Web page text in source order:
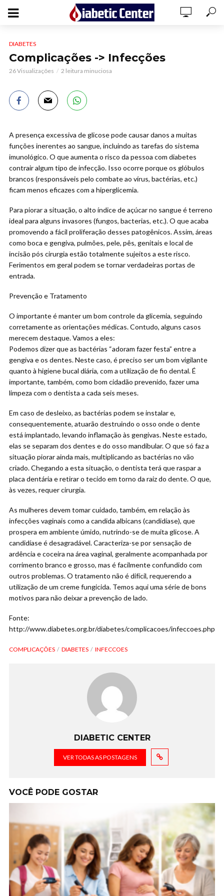
DIABETES
Complicações -> Infecções
26 Visualizações 2 leitura minuciosa
A presença excessiva de glicose pode causar danos a muitas
funções inerentes ao sangue, incluindo as tarefas do sistema
imunológico. O que aumenta o risco da pessoa com diabetes
contrair algum tipo de infecção. Isso ocorre porque os glóbulos
brancos (responsáveis pelo combate ao vírus, bactérias, etc.)
ficam menos eficazes com a hiperglicemia.
Para piorar a situação, o alto índice de açúcar no sangue é terreno
ideal para alguns invasores (fungos, bacterias, etc.). O que acaba
promovendo a fácil proliferação desses patogênicos. Assim, áreas
como boca e gengiva, pulmões, pele, pês, genitais e local de
incisão pós cirurgia estão totalmente sujeitos a este risco.
Ferimentos em geral podem se tornar verdadeiras portas de
entrada.
Prevenção e Tratamento
O importante é manter um bom controle da glicemia, seguindo
corretamente as orientações médicas. Contudo, alguns casos
merecem destaque. Vamos a eles:
Podemos dizer que as bactérias “adoram fazer festa” entre a
gengiva e os dentes. Neste caso, é preciso ser um bom vigilante
quanto à higiene bucal diária, com a utilização de fio dental. É
importante, também, como bom cidadão prevenido, fazer uma
limpeza com o dentista a cada seis meses.
Em caso de desleixo, as bactérias podem se instalar e,
consequentemente, atuarão destruindo o osso onde o dente
está implantado, levando inflamação às gengivas. Neste estado,
elas se separam dos dentes e do osso mandibular. O que só faz a
situação piorar ainda mais, multiplicando as bactérias no vão
criado. Chegando a esta situação, o dentista terá que raspar a
placa dentária e retirar o tecido em torno da raiz do dente. O que,
às vezes, requer cirurgia.
As mulheres devem tomar cuidado, também, em relação às
infecções vaginais como a candida albicans (candidíase), que
prospera em ambiente úmido, nutrindo-se de muita glicose. A
candidíase é desagradável. Caracteriza-se por sensação de
ardência e coceira na área vaginal, geralmente acompanhada por
corrimento branco e grosso, mas é facilmente confundido com
outros problemas. O tratamento não é difícil, requerendo a
utilização de um creme fungicida. Temos aqui uma série de bons
motivos para não deixar a prevenção de lado.
Fonte:
http://www.diabetes.org.br/diabetes/complicacoes/infeccoes.php
COMPLICAÇÕES DIABETES INFECCOES
DIABETIC CENTER
VER TODAS AS POSTAGENS
VOCÊ PODE GOSTAR